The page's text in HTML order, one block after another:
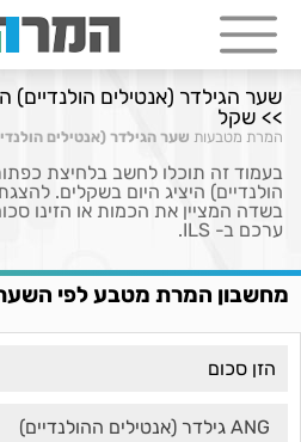
שער הגילדר (אנטילים הולנדיים)
>> שקל
המרת מטבעות שער הגילדר (אנטילים
בעמוד זה תוכלו לחשב בלחיצת
ערכם ב- ILS.
מחשבון המרת מטבע לפי השער
ANG גילדר (אנטילים ההולנדיים)